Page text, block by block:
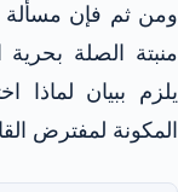
ومن ثم فإن
منبتة الصلة بحرية
يلزم ببيان لماذا
المكونة لمفترض